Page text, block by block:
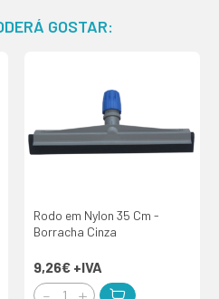
GOSTAR:
Rodo em Nylon 35 Cm -
Borracha Cinza
9,26€ +IVA